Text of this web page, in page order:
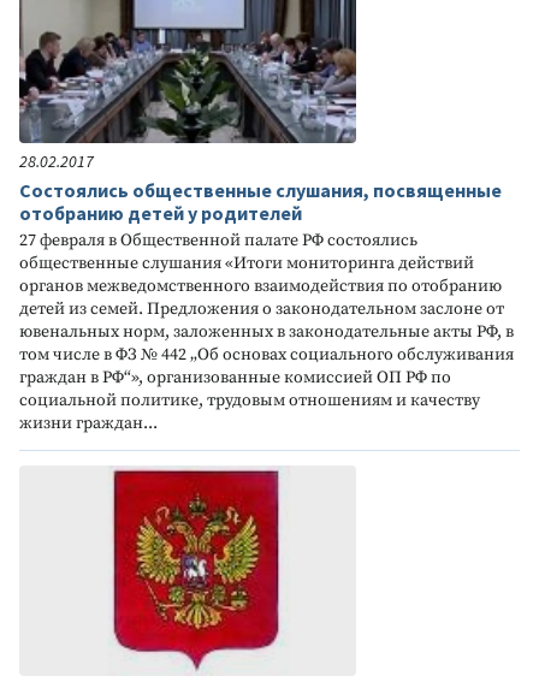
28.02.2017
Состоялись общественные слушания, посвященные
отобранию детей у родителей
27 февраля в Общественной палате РФ состоялись
общественные слушания «Итоги мониторинга действий
органов межведомственного взаимодействия по отобранию
детей из семей. Предложения о законодательном заслоне от
ювенальных норм, заложенных в законодательные акты РФ, в
том числе в ФЗ № 442 „Об основах социального обслуживания
граждан в РФ“», организованные комиссией ОП РФ по
социальной политике, трудовым отношениям и качеству
жизни граждан...